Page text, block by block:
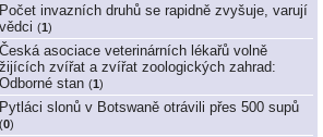
Počet invazních druhů se rapidně zvyšuje, varují
vědci (1)
Česká asociace veterinárních lékařů volně
žijících zvířat a zvířat zoologických zahrad:
Odborné stan (1)
Pytláci slonů v Botswaně otrávili přes 500 supů
(0)